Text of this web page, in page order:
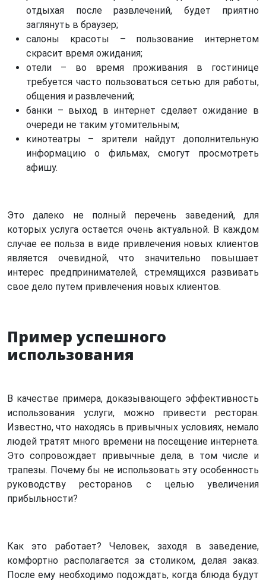
отдыхая после развлечений, будет приятно
заглянуть в браузер;
салоны красоты – пользование интернетом
скрасит время ожидания;
отели – во время проживания в гостинице
требуется часто пользоваться сетью для работы,
общения и развлечений;
банки – выход в интернет сделает ожидание в
очереди не таким утомительным;
кинотеатры – зрители найдут дополнительную
информацию о фильмах, смогут просмотреть
афишу.
Это далеко не полный перечень заведений, для
которых услуга остается очень актуальной. В каждом
случае ее польза в виде привлечения новых клиентов
является очевидной, что значительно повышает
интерес предпринимателей, стремящихся развивать
свое дело путем привлечения новых клиентов.
Пример успешного
использования
В качестве примера, доказывающего эффективность
использования услуги, можно привести ресторан.
Известно, что находясь в привычных условиях, немало
людей тратят много времени на посещение интернета.
Это сопровождает привычные дела, в том числе и
трапезы. Почему бы не использовать эту особенность
руководству ресторанов с целью увеличения
прибыльности?
Как это работает? Человек, заходя в заведение,
комфортно располагается за столиком, делая заказ.
После ему необходимо подождать, когда блюда будут